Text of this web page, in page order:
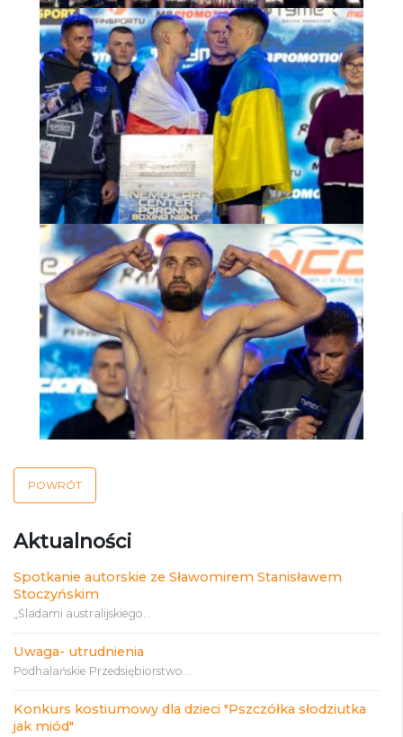
Aktualności
Spotkanie autorskie ze Sławomirem Stanisławem
Stoczyńskim
„Śladami australijskiego...
Uwaga- utrudnienia
Podhalańskie Przedsiębiorstwo...
Konkurs kostiumowy dla dzieci "Pszczółka słodziutka
jak miód"
POWRÓT